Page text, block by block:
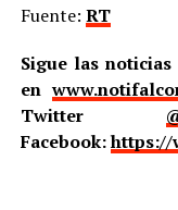
Fuente: RT
Sigue las
en
Twitter
Facebook:https://